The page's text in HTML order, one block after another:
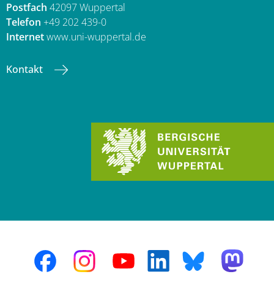
Postfach 42097 Wuppertal
Telefon +49 202 439-0
Internetwww.uni-wuppertal.de
Kontakt